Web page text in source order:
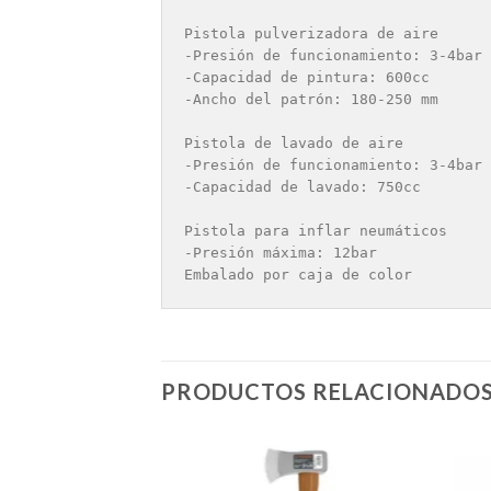
Pistola pulverizadora de aire
-Presión de funcionamiento: 3-4bar
-Capacidad de pintura: 600cc
-Ancho del patrón: 180-250 mm
Pistola de lavado de aire
-Presión de funcionamiento: 3-4bar
-Capacidad de lavado: 750cc
Pistola para inflar neumáticos
-Presión máxima: 12bar
Embalado por caja de color
PRODUCTOS